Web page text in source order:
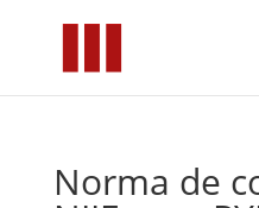
Norma de